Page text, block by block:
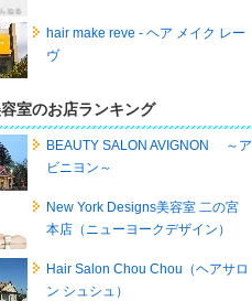
hair make reve - ヘア メイク レー
ヴ
室のお店ランキング
BEAUTY SALON AVIGNON ～ア
ビニヨン～
New York Designs美容室 二の宮
本店（ニューヨークデザイン）
Hair Salon Chou Chou（ヘアサロ
ン シュシュ）